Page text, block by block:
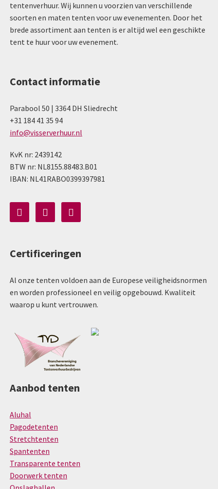
tentenverhuur. Wij kunnen u voorzien van verschillende
soorten en maten tenten voor uw evenementen. Door het
brede assortiment aan tenten is er altijd wel een geschikte
tent te huur voor uw evenement.
Contact informatie
Parabool 50 | 3364 DH Sliedrecht
+31 184 41 35 94
info@visserverhuur.nl
KvK nr: 2439142
BTW nr: NL8155.88483.B01
IBAN: NL41RABO0399397981
Certificeringen
Al onze tenten voldoen aan de Europese veiligheidsnormen
en worden professioneel en veilig opgebouwd. Kwaliteit
waarop u kunt vertrouwen.
Aanbod tenten
Aluhal
Pagodetenten
Stretchtenten
Spantenten
Transparente tenten
Doorwerk tenten